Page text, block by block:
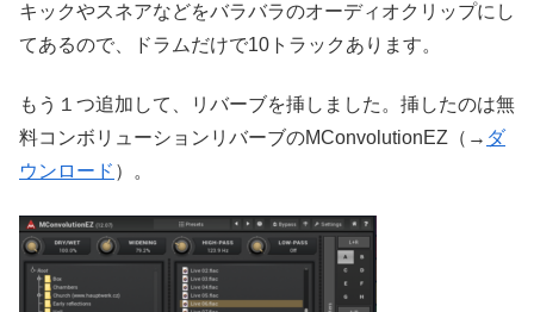
キックやスネアなどをバラバラのオーディオクリップにし
てあるので、ドラムだけで10トラックあります。
もう１つ追加して、リバーブを挿しました。挿したのは無
料コンボリューションリバーブのMConvolutionEZ（→ ダ
ウンロード ）。